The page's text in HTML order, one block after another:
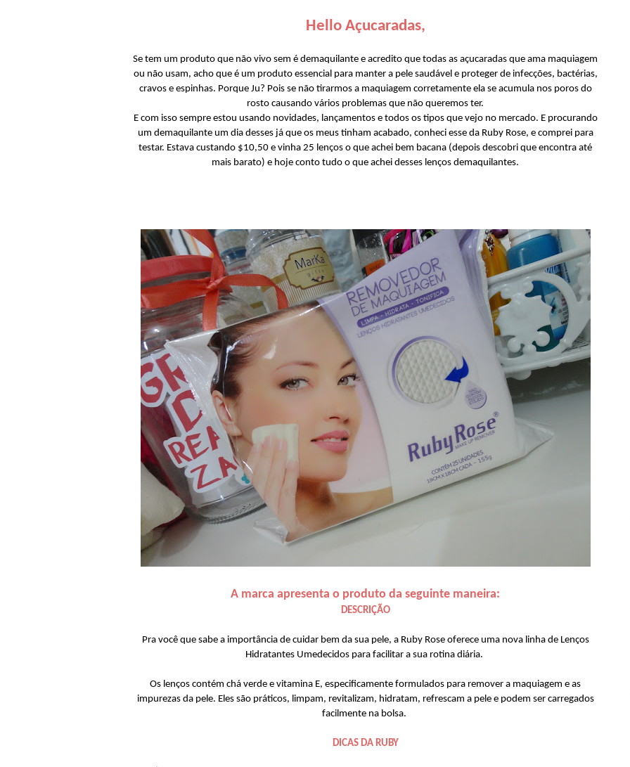
Hello Açucaradas,
Se tem um produto que não vivo sem é demaquilante e acredito que todas as açucaradas que ama maquiagem
ou não usam, acho que é um produto essencial para manter a pele saudável e proteger de infecções, bactérias,
cravos e espinhas. Porque Ju? Pois se não tirarmos a maquiagem corretamente ela se acumula nos poros do
rosto causando vários problemas que não queremos ter.
E com isso sempre estou usando novidades, lançamentos e todos os tipos que vejo no mercado. E procurando
um demaquilante um dia desses já que os meus tinham acabado, conheci esse da Ruby Rose, e comprei para
testar. Estava custando $10,50 e vinha 25 lenços o que achei bem bacana (depois descobri que encontra até
mais barato) e hoje conto tudo o que achei desses lenços demaquilantes.
A marca apresenta o produto da seguinte maneira:
DESCRIÇÃO
Pra você que sabe a importância de cuidar bem da sua pele, a Ruby Rose oferece uma nova linha de Lenços
Hidratantes Umedecidos para facilitar a sua rotina diária.
Os lenços contém chá verde e vitamina E, especificamente formulados para remover a maquiagem e as
impurezas da pele. Eles são práticos, limpam, revitalizam, hidratam, refrescam a pele e podem ser carregados
facilmente na bolsa.
DICAS DA RUBY